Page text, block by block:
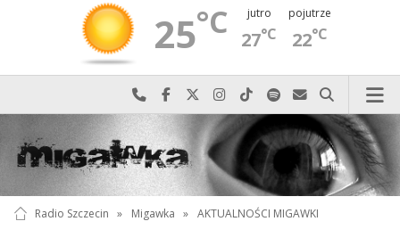
25°C jutro
27°C
pojutrze
22°C
Najlepiej po prostu do nas zadzwoń
Odwiedź nas na Facebook-u
Odwiedź nas na X
Odwiedź nas na Instagram-ie
Odwiedź nas na TikTok-u
Szukaj nas na Spotify
Wyślij do nas
Szukaj
Radio Szczecin » Migawka » AKTUALNOŚCI MIGAWKI